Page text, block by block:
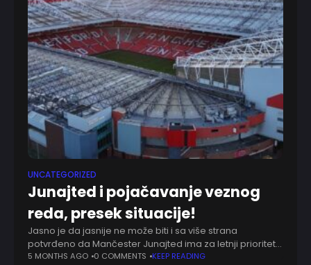
UNCATEGORIZED
Junajted i pojačavanje veznog
reda, presek situacije!
Jasno je da jasnije ne može biti i sa više strana
potvrđeno da Mančester Junajted ima za letnji prioritet
dovođenje veznjaka. Možda ne samo jednog, otom-
5 MONTHS AGO 0 COMMENTS KEEP READING